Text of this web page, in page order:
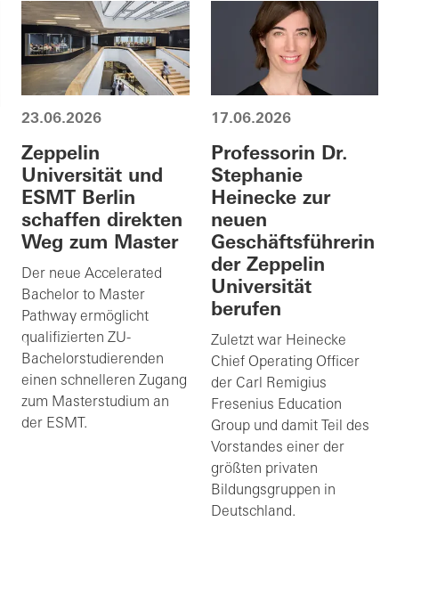
23.06.2026
Zeppelin
Universität und
ESMT Berlin
schaffen direkten
Weg zum Master
Der neue Accelerated
Bachelor to Master
Pathway ermöglicht
qualifizierten ZU-
Bachelorstudierenden
einen schnelleren Zugang
zum Masterstudium an
der ESMT.
17.06.2026
Professorin Dr.
Stephanie
Heinecke zur
neuen
Geschäftsführerin
der Zeppelin
Universität
berufen
Zuletzt war Heinecke
Chief Operating Officer
der Carl Remigius
Fresenius Education
Group und damit Teil des
Vorstandes einer der
größten privaten
Bildungsgruppen in
Deutschland.